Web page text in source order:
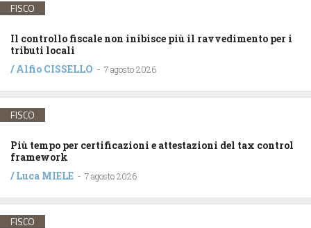
FISCO
Il controllo fiscale non inibisce più il ravvedimento per i
tributi locali
/Alfio CISSELLO - 7 agosto 2026
FISCO
Più tempo per certificazioni e attestazioni del tax control
framework
/Luca MIELE - 7 agosto 2026
FISCO